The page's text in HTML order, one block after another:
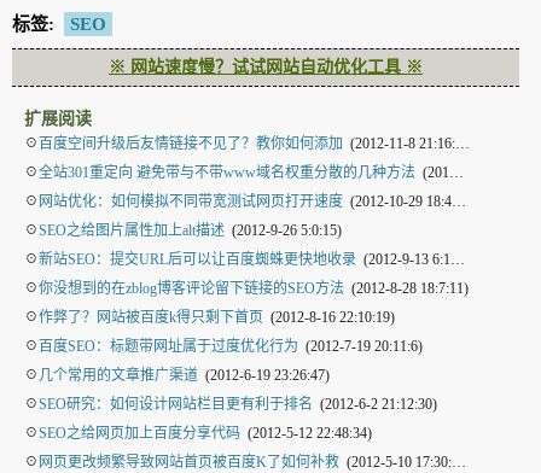
标签: SEO
※ 网站速度慢？试试网站自动优化工具 ※
扩展阅读
☉ 百度空间升级后友情链接不见了？教你如何添加 (2012-11-8 21:16:43)
☉全站301重定向 避免带与不带www域名权重分散的几种方法 (2012-11-5 16:38:51)
☉ 网站优化：如何模拟不同带宽测试网页打开速度 (2012-10-29 18:49:22)
☉SEO之给图片属性加上alt描述 (2012-9-26 5:0:15)
☉新站SEO：提交URL后可以让百度蜘蛛更快地收录 (2012-9-13 6:11:54)
☉你没想到的在zblog博客评论留下链接的SEO方法 (2012-8-28 18:7:11)
☉作弊了？网站被百度k得只剩下首页 (2012-8-16 22:10:19)
☉ 百度SEO：标题带网址属于过度优化行为 (2012-7-19 20:11:6)
☉ 几个常用的文章推广渠道 (2012-6-19 23:26:47)
☉SEO研究：如何设计网站栏目更有利于排名 (2012-6-2 21:12:30)
☉SEO之给网页加上百度分享代码 (2012-5-12 22:48:34)
☉ 网页更改频繁导致网站首页被百度K了如何补救 (2012-5-10 17:30:47)